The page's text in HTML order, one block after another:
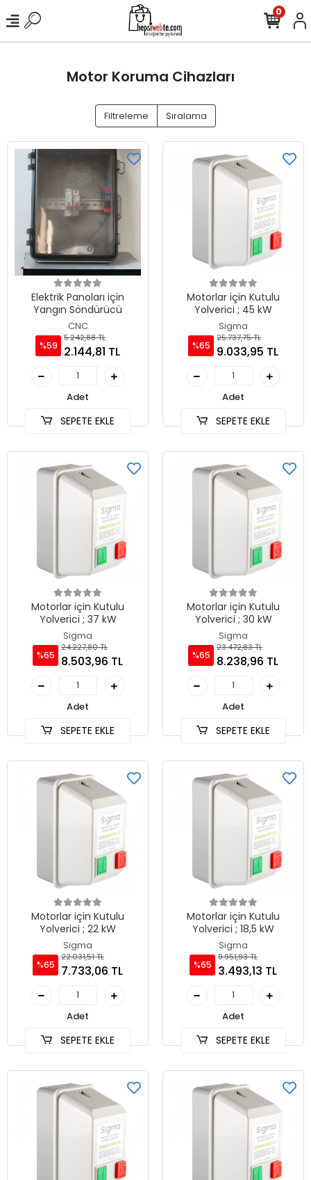
0
Motor Koruma Cihazları
Filtreleme Sıralama
Elektrik Panoları için
Yangın Söndürücü
CNC
%59
5.242,88 TL
2.144,81 TL
Adet
SEPETE EKLE
Motorlar için Kutulu
Yolverici ; 45 kW
Sigma
%65
25.737,75 TL
9.033,95 TL
Adet
SEPETE EKLE
Motorlar için Kutulu
Yolverici ; 37 kW
Sigma
%65
24.227,80 TL
8.503,96 TL
Adet
SEPETE EKLE
Motorlar için Kutulu
Yolverici ; 30 kW
Sigma
%65
23.472,83 TL
8.238,96 TL
Adet
SEPETE EKLE
Motorlar için Kutulu
Yolverici ; 22 kW
Sigma
%65
22.031,51 TL
7.733,06 TL
Adet
SEPETE EKLE
Motorlar için Kutulu
Yolverici ; 18,5 kW
Sigma
%65
9.951,93 TL
3.493,13 TL
Adet
SEPETE EKLE